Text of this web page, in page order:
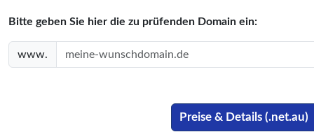
Bitte geben Sie hier die zu prüfenden Domain ein:
www.
Preise & Details (.net.au)